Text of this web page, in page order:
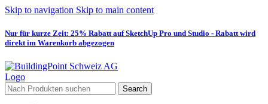
Skip to navigation Skip to main content
Nur für kurze Zeit: 25% Rabatt auf SketchUp Pro und Studio - Rabatt wird
direkt im Warenkorb abgezogen
Search